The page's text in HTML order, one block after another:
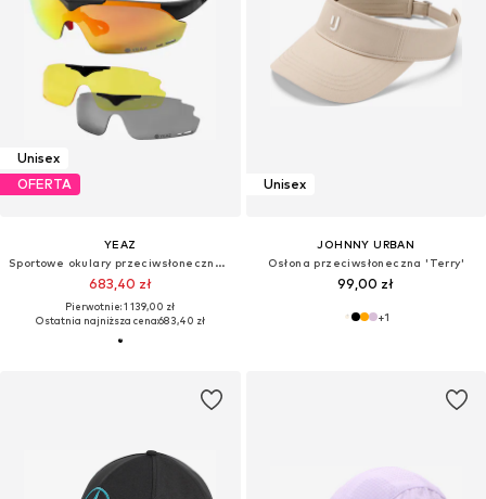
Unisex
OFERTA
YEAZ
Sportowe okulary przeciwsłoneczne 'Sunup'
683,40 zł
Pierwotnie: 1 139,00 zł
Ostatnia najniższa cena:683,40 zł
Unisex
JOHNNY URBAN
Osłona przeciwsłoneczna 'Terry'
99,00 zł
+1